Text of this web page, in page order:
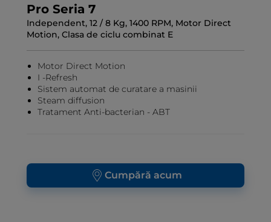
Pro Seria 7
Independent, 12 / 8 Kg, 1400 RPM, Motor Direct
Motion, Clasa de ciclu combinat E
Motor Direct Motion
I -Refresh
Sistem automat de curatare a masinii
Steam diffusion
Tratament Anti-bacterian - ABT
Cumpără acum